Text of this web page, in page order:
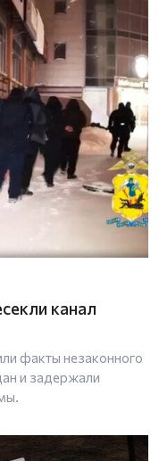
канал
факты незаконного
и задержали